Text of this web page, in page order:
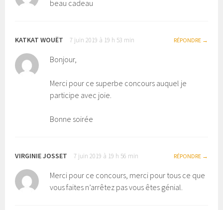
beau cadeau
KATKAT WOUËT 7 juin 2019 à 19 h 53 min RÉPONDRE
Bonjour,
Merci pour ce superbe concours auquel je
participe avec joie.
Bonne soirée
VIRGINIE JOSSET 7 juin 2019 à 19 h 56 min RÉPONDRE
Merci pour ce concours, merci pour tous ce que
vous faites n’arrêtez pas vous êtes génial.